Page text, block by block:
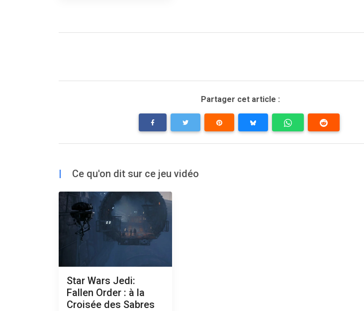
Partager cet article :
| Ce qu'on dit sur ce jeu vidéo
Star Wars Jedi:
Fallen Order : à la
Croisée des Sabres